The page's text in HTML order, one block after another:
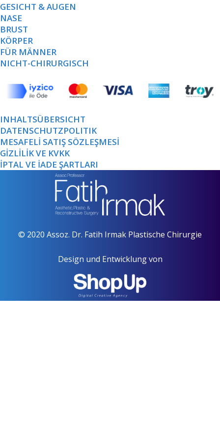
GESICHT & AUGEN
NASE
BRUST
KÖRPER
FÜR MÄNNER
NICHT-CHIRURGISCH
INHALTSÜBERSICHT
DATENSCHUTZPOLITIK
MESAFELİ SATIŞ SÖZLEŞMESİ
GİZLİLİK VE KVKK
İPTAL VE İADE ŞARTLARI
© 2020 Assoz. Dr. Fatih Irmak Plastische Chirurgie
Design und Entwicklung von